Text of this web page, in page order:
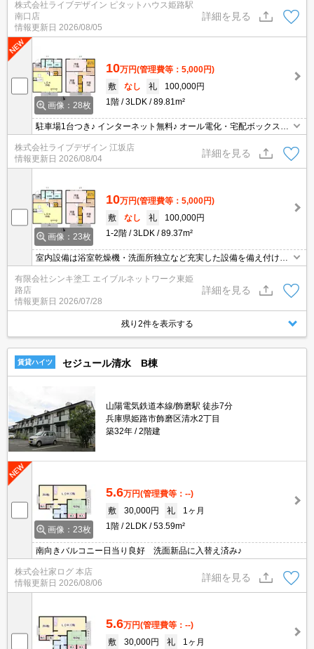
株式会社ライブデザイン ピタットハウス姫路駅
南口店
情報更新日 2026/08/05
詳細を見る
画像：28枚
10万円(管理費等：5,000円)
敷
なし 礼
100,000円
1階
3LDK 89.81m²
駐車場1台つき♪ インターネット無料♪ オール電化・宅配ボックスつ
き物件です！
株式会社ライブデザイン 江坂店
情報更新日 2026/08/04
詳細を見る
画像：23枚
10万円(管理費等：5,000円)
敷
なし 礼
100,000円
1-2階
3LDK 89.37m²
室内設備は浴室乾燥機・洗面所独立など充実した設備を備え付けて
います！共用部には宅配ボックスを設置しているため、荷物の受け
取りのために早く帰宅する必要がありません！収納はシューズボッ
クス・ウォークインクロゼットなど豊富なので、広々と空間を利用
することも可能です！居住者用の駐輪場が付いている物件です！
有限会社シンキ塗工 エイブルネットワーク東姫
路店
情報更新日 2026/07/28
詳細を見る
残り2件を表示する
賃貸ハイツ セジュール清水 B棟
山陽電気鉄道本線/飾磨駅 徒歩7分
兵庫県姫路市飾磨区清水2丁目
築32年
2階建
画像：23枚
5.6万円(管理費等：--)
敷
30,000円 礼
1ヶ月
1階
2LDK 53.59m²
南向きバルコニー日当り良好 洗面新品に入替え済み♪
株式会社家ログ 本店
情報更新日 2026/08/06
詳細を見る
5.6万円(管理費等：--)
敷
30,000円 礼
1ヶ月